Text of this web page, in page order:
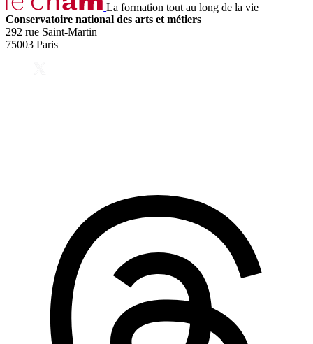
La formation tout au long de la vie
Conservatoire national des arts et métiers
292 rue Saint-Martin
75003 Paris